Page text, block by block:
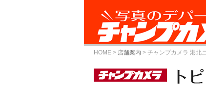
HOME > 店舗案内 > チャンプカメラ 港北